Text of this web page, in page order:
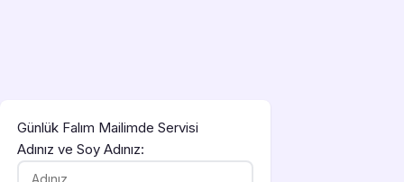
Günlük Falım Mailimde Servisi
Adınız ve Soy Adınız: